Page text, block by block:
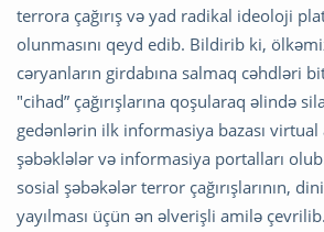
terrora çağırış və yad radikal ideoloji
olunmasını qeyd edib. Bildirib ki,
cəryanların girdabına salmaq cəhdləri
"cihad” çağırışlarına qoşularaq əlində
gedənlərin ilk informasiya bazası virtual
şəbəklələr və informasiya portalları
sosial şəbəkələr terror çağırışlarının,
yayılması üçün ən əlverişli amilə